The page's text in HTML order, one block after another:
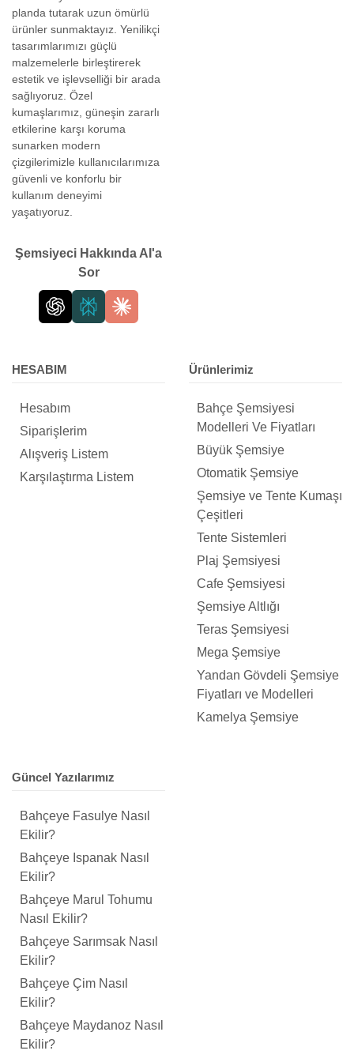
planda tutarak uzun ömürlü
ürünler sunmaktayız. Yenilikçi
tasarımlarımızı güçlü
malzemelerle birleştirerek
estetik ve işlevselliği bir arada
sağlıyoruz. Özel
kumaşlarımız, güneşin zararlı
etkilerine karşı koruma
sunarken modern
çizgilerimizle kullanıcılarımıza
güvenli ve konforlu bir
kullanım deneyimi
yaşatıyoruz.
Şemsiyeci Hakkında AI'a
Sor
HESABIM
Hesabım
Siparişlerim
Alışveriş Listem
Karşılaştırma Listem
Ürünlerimiz
Bahçe Şemsiyesi
Modelleri Ve Fiyatları
Büyük Şemsiye
Otomatik Şemsiye
Şemsiye ve Tente Kumaşı
Çeşitleri
Tente Sistemleri
Plaj Şemsiyesi
Cafe Şemsiyesi
Şemsiye Altlığı
Teras Şemsiyesi
Mega Şemsiye
Yandan Gövdeli Şemsiye
Fiyatları ve Modelleri
Kamelya Şemsiye
Güncel Yazılarımız
Bahçeye Fasulye Nasıl
Ekilir?
Bahçeye Ispanak Nasıl
Ekilir?
Bahçeye Marul Tohumu
Nasıl Ekilir?
Bahçeye Sarımsak Nasıl
Ekilir?
Bahçeye Çim Nasıl
Ekilir?
Bahçeye Maydanoz Nasıl
Ekilir?